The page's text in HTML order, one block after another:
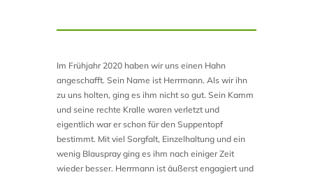
Im Frühjahr 2020 haben wir uns einen Hahn
angeschafft. Sein Name ist Herrmann. Als wir ihn
zu uns holten, ging es ihm nicht so gut. Sein Kamm
und seine rechte Kralle waren verletzt und
eigentlich war er schon für den Suppentopf
bestimmt. Mit viel Sorgfalt, Einzelhaltung und ein
wenig Blauspray ging es ihm nach einiger Zeit
wieder besser. Herrmann ist äußerst engagiert und